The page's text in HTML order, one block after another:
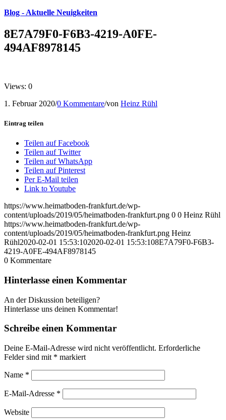
Blog - Aktuelle Neuigkeiten
8E7A79F0-F6B3-4219-A0FE-
494AF8978145
Views: 0
1. Februar 2020/0 Kommentare/von Heinz Rühl
Eintrag teilen
Teilen auf Facebook
Teilen auf Twitter
Teilen auf WhatsApp
Teilen auf Pinterest
Per E-Mail teilen
Link to Youtube
https://www.heimatboden-frankfurt.de/wp-
content/uploads/2019/05/heimatboden-frankfurt.png 0 0 Heinz Rühl
https://www.heimatboden-frankfurt.de/wp-
content/uploads/2019/05/heimatboden-frankfurt.png Heinz
Rühl2020-02-01 15:53:102020-02-01 15:53:108E7A79F0-F6B3-
4219-A0FE-494AF8978145
0 Kommentare
Hinterlasse einen Kommentar
An der Diskussion beteiligen?
Hinterlasse uns deinen Kommentar!
Schreibe einen Kommentar
Deine E-Mail-Adresse wird nicht veröffentlicht. Erforderliche
Felder sind mit * markiert
Name *
E-Mail-Adresse *
Website